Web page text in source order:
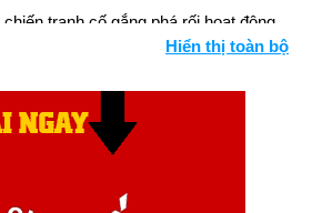
tranh cố gắng phá rối hoạt động
phủ ở Washington (ngày 3 tháng 5) —
hành sau đó.
Góc được xuất bản (ngày 13 tháng
sáu đối với Hiến pháp Hoa Kỳ hạ
Hiển thị toàn bộ